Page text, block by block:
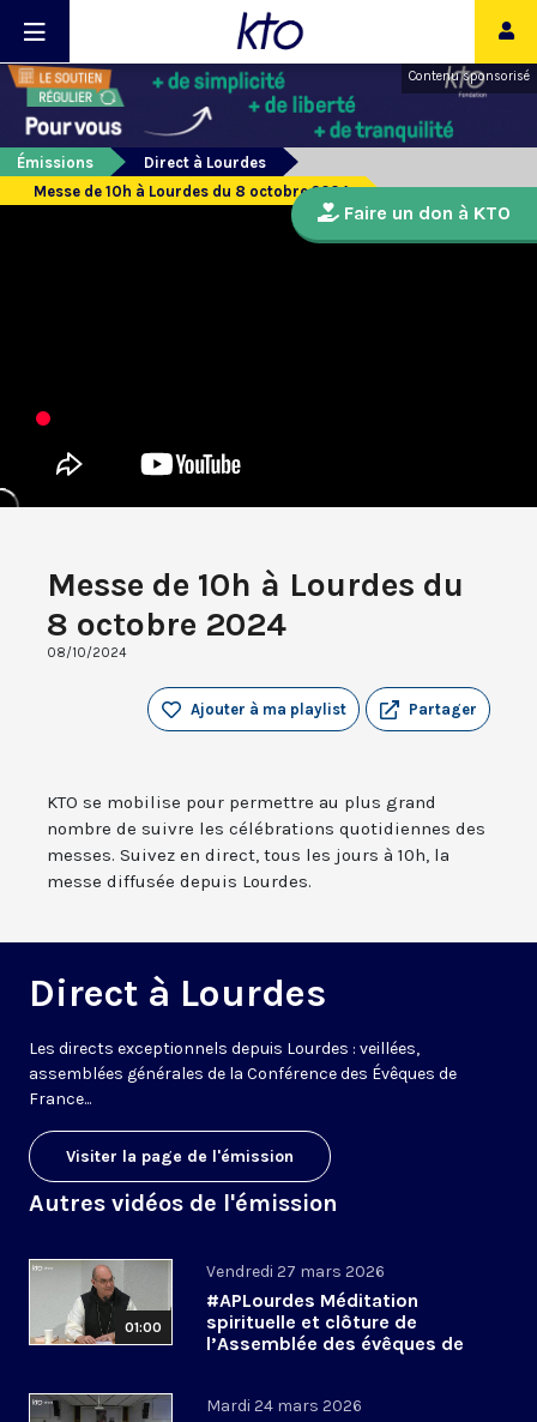
Contenu sponsorisé
Émissions
Direct à Lourdes
Messe de 10h à Lourdes du 8 octobre 2024
Messe de 10h à Lourdes du
8 octobre 2024
08/10/2024
Partager
Ajouter à ma playlist
KTO se mobilise pour permettre au plus grand
nombre de suivre les célébrations quotidiennes des
messes. Suivez en direct, tous les jours à 10h, la
messe diffusée depuis Lourdes.
Direct à Lourdes
Les directs exceptionnels depuis Lourdes : veillées,
assemblées générales de la Conférence des Évêques de
France...
Visiter la page de l'émission
Autres vidéos de l'émission
01:00
Vendredi 27 mars 2026
#APLourdes Méditation
spirituelle et clôture de
l’Assemblée des évêques de
Mardi 24 mars 2026
Faire un don à KTO